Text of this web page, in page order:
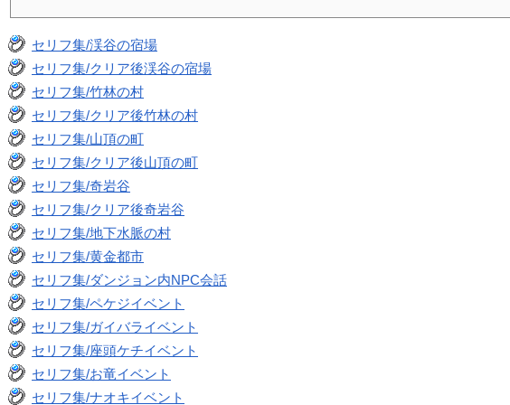
セリフ集/渓谷の宿場
セリフ集/クリア後渓谷の宿場
セリフ集/竹林の村
セリフ集/クリア後竹林の村
セリフ集/山頂の町
セリフ集/クリア後山頂の町
セリフ集/奇岩谷
セリフ集/クリア後奇岩谷
セリフ集/地下水脈の村
セリフ集/黄金都市
セリフ集/ダンジョン内NPC会話
セリフ集/ペケジイベント
セリフ集/ガイバライベント
セリフ集/座頭ケチイベント
セリフ集/お竜イベント
セリフ集/ナオキイベント